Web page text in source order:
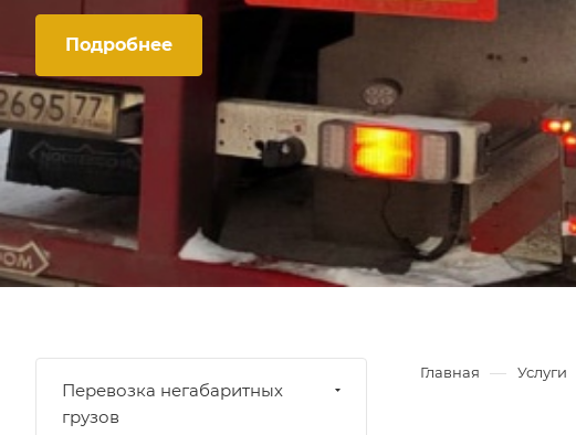
Подробнее
Главная — Услуги
Перевозка негабаритных
грузов